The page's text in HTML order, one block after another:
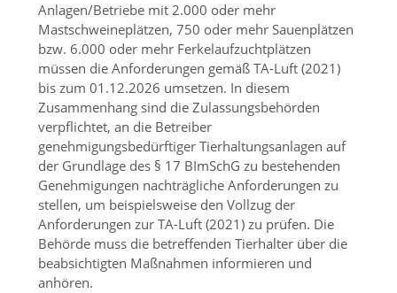
Anlagen/Betriebe mit 2.000 oder mehr
Mastschweineplätzen, 750 oder mehr Sauenplätzen
bzw. 6.000 oder mehr Ferkelaufzuchtplätzen
müssen die Anforderungen gemäß TA-Luft (2021)
bis zum 01.12.2026 umsetzen. In diesem
Zusammenhang sind die Zulassungsbehörden
verpflichtet, an die Betreiber
genehmigungsbedürftiger Tierhaltungsanlagen auf
der Grundlage des § 17 BImSchG zu bestehenden
Genehmigungen nachträgliche Anforderungen zu
stellen, um beispielsweise den Vollzug der
Anforderungen zur TA-Luft (2021) zu prüfen. Die
Behörde muss die betreffenden Tierhalter über die
beabsichtigten Maßnahmen informieren und
anhören.